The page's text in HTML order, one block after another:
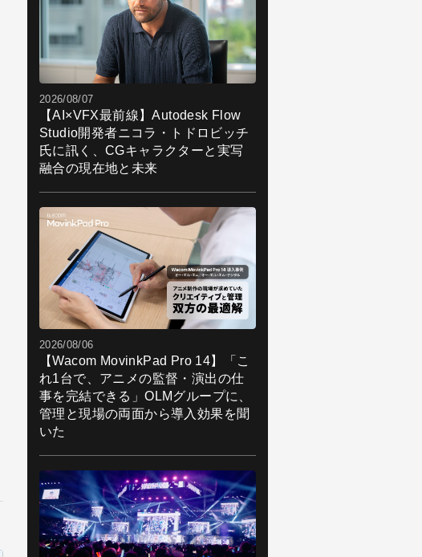
2026/08/07
【AI×VFX最前線】Autodesk Flow
Studio開発者ニコラ・トドロビッチ
氏に訊く、CGキャラクターと実写
融合の現在地と未来
2026/08/06
【Wacom MovinkPad Pro 14】「こ
れ1台で、アニメの監督・演出の仕
事を完結できる」OLMグループに、
管理と現場の両面から導入効果を聞
いた